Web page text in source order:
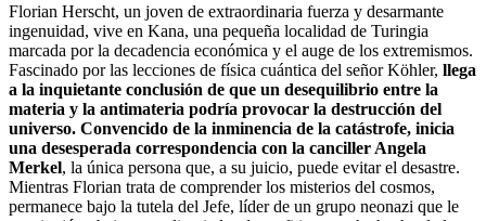
Florian Herscht, un joven de extraordinaria fuerza y desarmante
ingenuidad, vive en Kana, una pequeña localidad de Turingia
marcada por la decadencia económica y el auge de los extremismos.
Fascinado por las lecciones de física cuántica del señor Köhler, llega
a la inquietante conclusión de que un desequilibrio entre la
materia y la antimateria podría provocar la destrucción del
universo. Convencido de la inminencia de la catástrofe, inicia
una desesperada correspondencia con la canciller Angela
Merkel, la única persona que, a su juicio, puede evitar el desastre.
Mientras Florian trata de comprender los misterios del cosmos,
permanece bajo la tutela del Jefe, líder de un grupo neonazi que le